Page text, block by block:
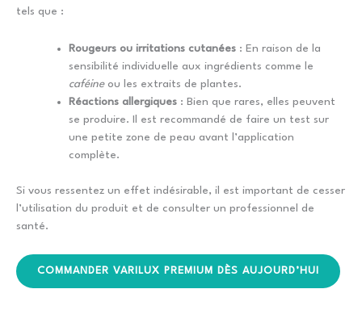
tels que :
Rougeurs ou irritations cutanées : En raison de la
sensibilité individuelle aux ingrédients comme le
caféineou les extraits de plantes.
Réactions allergiques : Bien que rares, elles peuvent
se produire. Il est recommandé de faire un test sur
une petite zone de peau avant l’application
complète.
Si vous ressentez un effet indésirable, il est important de cesser
l’utilisation du produit et de consulter un professionnel de
santé.
COMMANDER VARILUX PREMIUM DÈS AUJOURD’HUI